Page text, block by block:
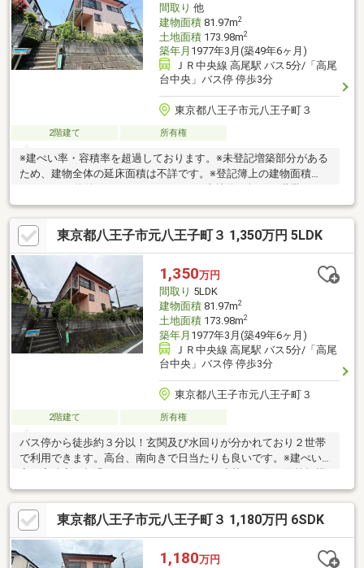
間取り 他
建物面積81.97m2
土地面積173.98m2
築年月 1977年3月(築49年6ヶ月)
ＪＲ中央線 高尾駅 バス5分/「高尾
台中央」バス停 停歩3分
東京都八王子市元八王子町３
2階建て 所有権
※建ぺい率・容積率を超過しております。※未登記増築部分がある
ため、建物全体の延床面積は不詳です。※登記簿上の建物面積
とりある暮らし。■南向き×高台の開放感ある住まい！■未改装の
ため、自由にリフォームできます。―八王子・日野の不動産なら
住地ハウジングへ―
東京都八王子市元八王子町３ 1,350万円 5LDK
1,350万円
間取り 5LDK
建物面積81.97m2
土地面積173.98m2
築年月 1977年3月(築49年6ヶ月)
ＪＲ中央線 高尾駅 バス5分/「高尾
台中央」バス停 停歩3分
東京都八王子市元八王子町３
2階建て 所有権
バス停から徒歩約３分以！玄関及び水回りが分かれており２世帯
で利用できます。高台、南向きで日当たりも良いです。※建ぺい
率・容積率を超過しております。よって、建替えの際は同等規模
の建物の建築はできません。※未登記増築部分があるため、建物
全体の延床面積は不詳です。
東京都八王子市元八王子町３ 1,180万円 6SDK
1,180万円